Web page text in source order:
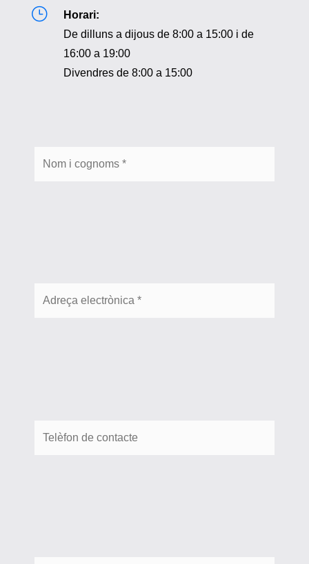
}
Horari:
De dilluns a dijous de 8:00 a 15:00 i de
16:00 a 19:00
Divendres de 8:00 a 15:00